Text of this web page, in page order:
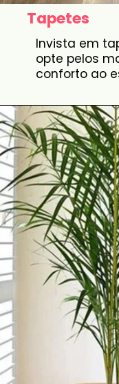
Tapetes
Invista em
opte pelos
conforto ao